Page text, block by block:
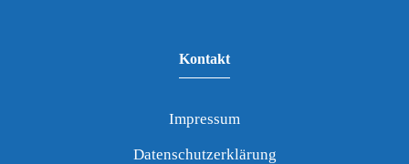
Kontakt
Impressum
Datenschutzerklärung